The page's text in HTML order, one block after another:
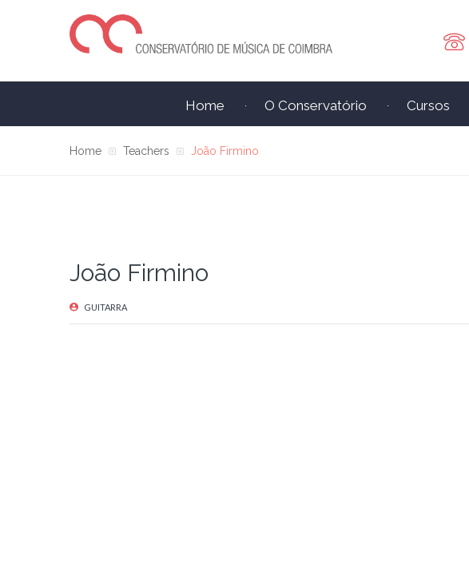
Home O Conservatório Cursos
Home Teachers João Firmino
João Firmino
GUITARRA